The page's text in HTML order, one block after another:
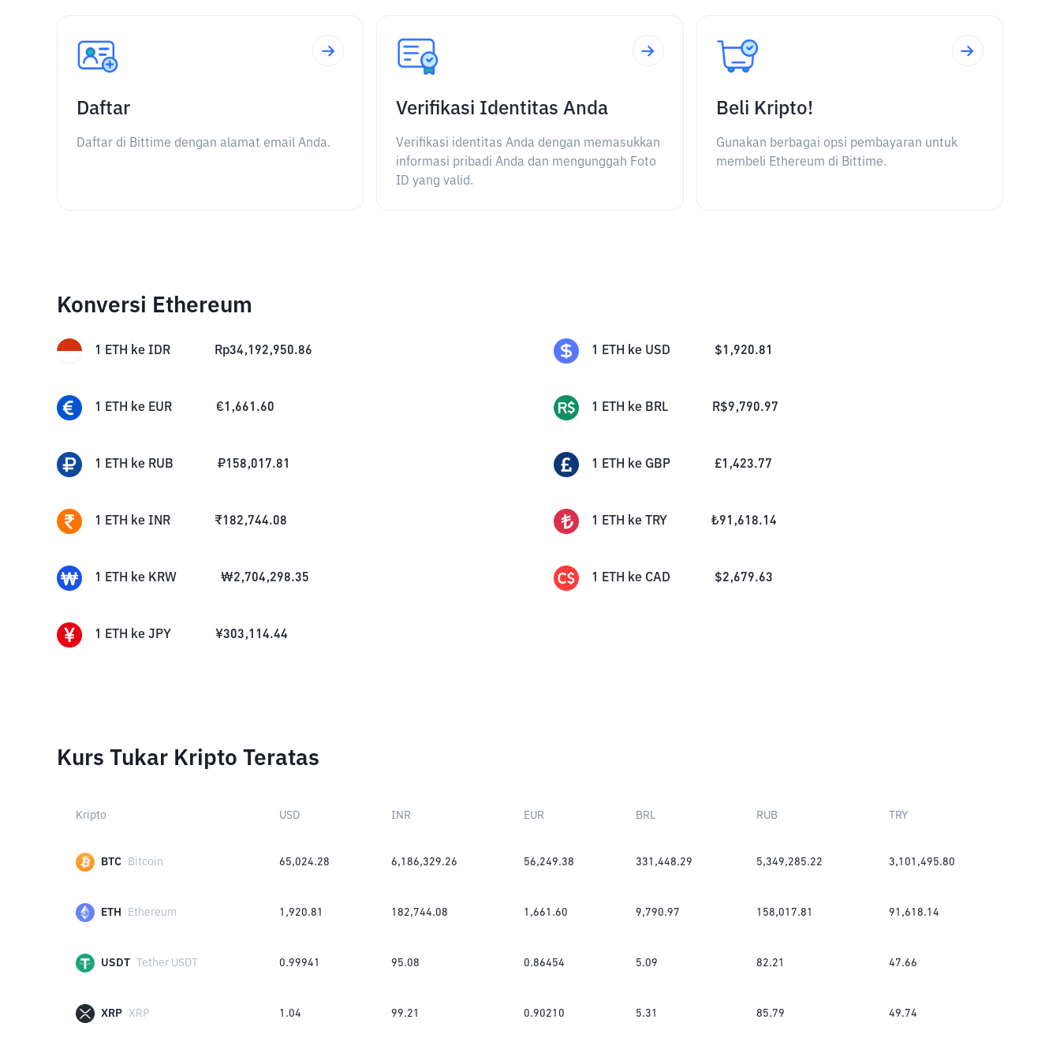
Daftar
Daftar di Bittime dengan alamat email Anda.
Verifikasi Identitas Anda
Verifikasi identitas Anda dengan memasukkan
informasi pribadi Anda dan mengunggah Foto
ID yang valid.
Beli Kripto!
Gunakan berbagai opsi pembayaran untuk
membeli Ethereum di Bittime.
Konversi Ethereum
1 ETH ke IDR Rp34,192,950.86 1 ETH ke USD $1,920.81
1 ETH ke EUR €1,661.60 1 ETH ke BRL R$9,790.97
1 ETH ke RUB ₽158,017.81 1 ETH ke GBP £1,423.77
1 ETH ke INR ₹182,744.08 1 ETH ke TRY ₺91,618.14
1 ETH ke KRW ₩2,704,298.35 1 ETH ke CAD $2,679.63
1 ETH ke JPY ¥303,114.44
Kurs Tukar Kripto Teratas
Kripto USD INR EUR BRL RUB TRY
BTC Bitcoin 65,024.28 6,186,329.26 56,249.38 331,448.29 5,349,285.22 3,101,495.80
ETH Ethereum 1,920.81 182,744.08 1,661.60 9,790.97 158,017.81 91,618.14
USDT Tether USDT 0.99941 95.08 0.86454 5.09 82.21 47.66
XRP XRP 1.04 99.21 0.90210 5.31 85.79 49.74